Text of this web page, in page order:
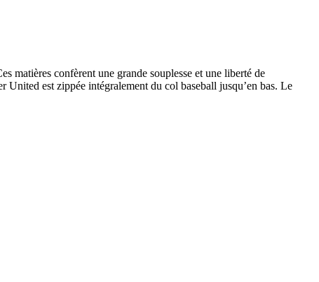
matières confèrent une grande souplesse et une liberté de
est zippée intégralement du col baseball jusqu’en bas. Le